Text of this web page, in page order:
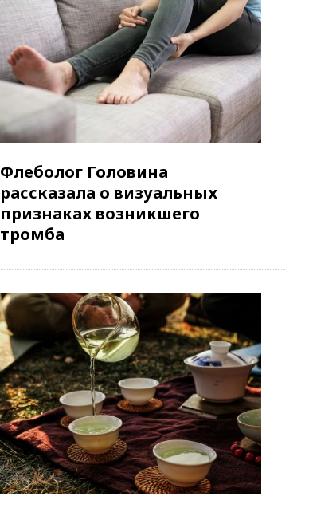
Флеболог Головина
рассказала о визуальных
признаках возникшего
тромба